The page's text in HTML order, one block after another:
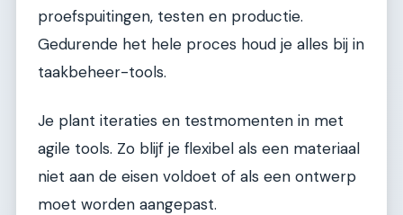
proefspuitingen, testen en productie.
Gedurende het hele proces houd je alles bij in
taakbeheer-tools.
Je plant iteraties en testmomenten in met
agile tools. Zo blijf je flexibel als een materiaal
niet aan de eisen voldoet of als een ontwerp
moet worden aangepast.